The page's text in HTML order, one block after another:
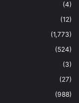
(4)
(12)
(1,773)
(524)
(3)
(27)
(988)